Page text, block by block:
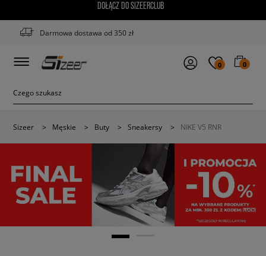
DOŁĄCZ DO SIZEERCLUB
Darmowa dostawa od 350 zł
0 0
Sizeer > Męskie > Buty > Sneakersy > NIKE V5 RNR